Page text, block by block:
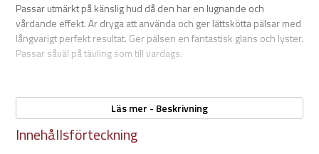
Passar utmärkt på känslig hud då den har en lugnande och
vårdande effekt. Är dryga att använda och ger lättskötta pälsar med
långvarigt perfekt resultat. Ger pälsen en fantastisk glans och lyster.
Passar såväl på tävling som till vardags.
300ml
Läs mer - Beskrivning
Innehållsförteckning